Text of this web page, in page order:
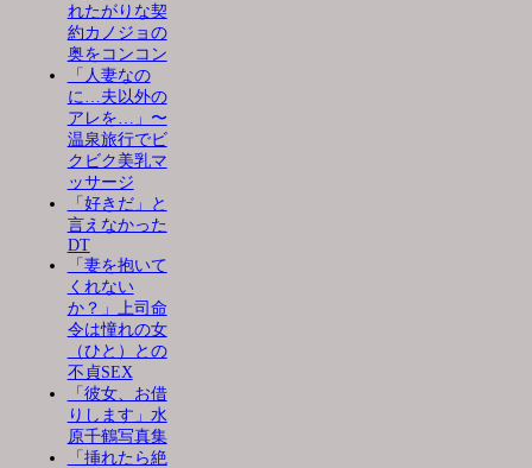
れたがりな契
約カノジョの
奥をコンコン
「人妻なの
に…夫以外の
アレを…」〜
温泉旅行でビ
クビク美乳マ
ッサージ
「好きだ」と
言えなかった
DT
「妻を抱いて
くれない
か？」上司命
令は憧れの女
（ひと）との
不貞SEX
「彼女、お借
りします」水
原千鶴写真集
「挿れたら絶